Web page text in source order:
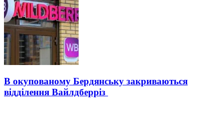
В окупованому Бердянську закриваються
відділення Вайлдберріз